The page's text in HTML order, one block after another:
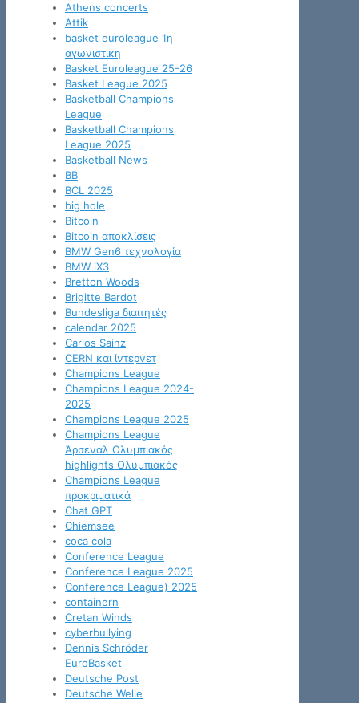
Athens concerts
Attik
basket euroleague 1η
αγωνιστικη
Basket Euroleague 25-26
Basket League 2025
Basketball Champions
League
Basketball Champions
League 2025
Basketball News
BB
BCL 2025
big hole
Bitcoin
Bitcoin αποκλίσεις
BMW Gen6 τεχνολογία
BMW iX3
Bretton Woods
Brigitte Bardot
Bundesliga διαιτητές
calendar 2025
Carlos Sainz
CERN και ίντερνετ
Champions League
Champions League 2024-
2025
Champions League 2025
Champions League
Άρσεναλ Ολυμπιακός
highlights Ολυμπιακός
Champions League
προκριματικά
Chat GPT
Chiemsee
coca cola
Conference League
Conference League 2025
Conference League) 2025
containern
Cretan Winds
cyberbullying
Dennis Schröder
EuroBasket
Deutsche Post
Deutsche Welle